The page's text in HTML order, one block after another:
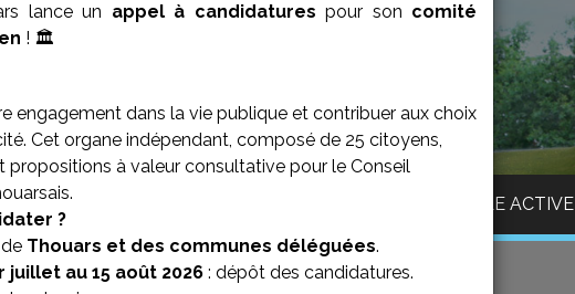
lance un appel à candidatures pour son comité
! 🏛️
engagement dans la vie publique et contribuer aux choix
Cet organe indépendant, composé de 25 citoyens,
propositions à valeur consultative pour le Conseil
?
Thouars et des communes déléguées.
juillet au 15 août 2026 : dépôt des candidatures.
BIEN-ÊTRE VILLE ACTIVE